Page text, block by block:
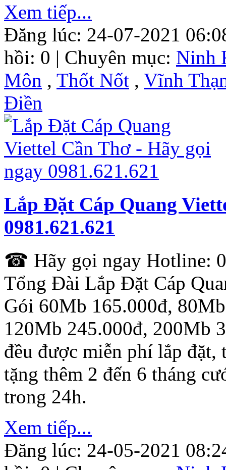
Xem tiếp...
Đăng lúc: 24-07-2021
hồi: 0 | Chuyên mục: Ninh
Môn , Thốt Nốt , Vĩnh
Điền
Lắp Đặt Cáp Quang
0981.621.621
☎ Hãy gọi ngay Hotline:
Tổng Đài Lắp Đặt Cáp
Gói 60Mb 165.000đ,
120Mb 245.000đ, 200Mb
đều được miễn phí lắp
tặng thêm 2 đến 6 tháng
trong 24h.
Xem tiếp...
Đăng lúc: 24-05-2021